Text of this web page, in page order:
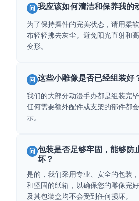
问 我应该如何清洁和保养我的
为了保持摆件的完美状态，请用柔
布轻轻拂去灰尘。避免阳光直射和
变形。
问 这些小雕像是否已经组装好
我们的大部分动漫手办都是组装完
任何需要额外配件或支架的部件都
示。
问 包装是否足够牢固，能够防
坏？
是的，我们采用专业、安全的包装
和坚固的纸箱，以确保您的雕像完
及其包装盒均不会受到任何损坏。